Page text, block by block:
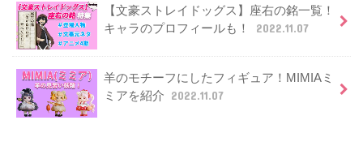
【文豪ストレイドッグス】座右の銘一覧！
キャラのプロフィールも！
2022.11.07
羊のモチーフにしたフィギュア！MIMIAミ
ミアを紹介 2022.11.07